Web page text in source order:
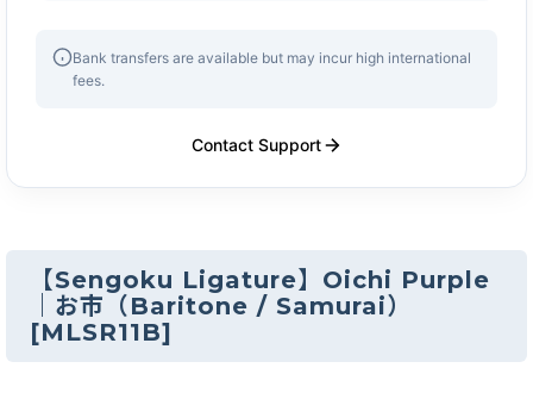
【Sengoku Ligature】Oichi Purple
｜お市（Baritone / Samurai）
[MLSR11B]
Bank transfers are available but may incur high international
fees.
Contact Support